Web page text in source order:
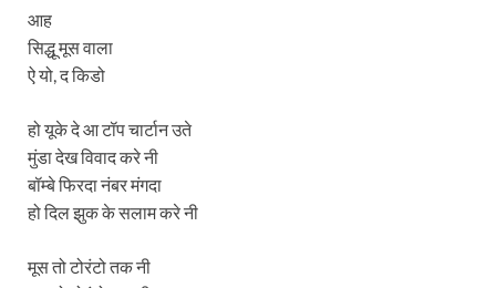
आह
सिद्धू मूस वाला
ऐ यो, द किडो
हो यूके दे आ टॉप चार्टान उते
मुंडा देख विवाद करे नी
बॉम्बे फिरदा नंबर मंगदा
हो दिल झुक के सलाम करे नी
मूस तो टोरंटो तक नी